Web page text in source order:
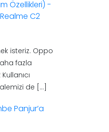
Özellikleri) -
Realme C2
isteriz. Oppo
fazla
de […]
Panjur’a